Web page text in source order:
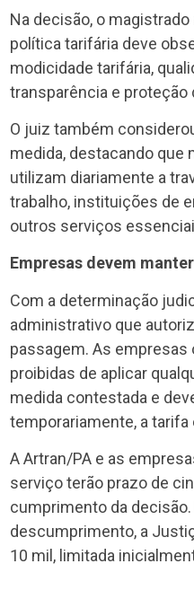
Na decisão, o
política tarifária deve
modicidade tarifária,
transparência e
O juiz também
medida, destacando que
utilizam diariamente a
trabalho, instituições de
outros serviços
Empresas devem
Com a determinação
administrativo que
passagem. As empresas
proibidas de aplicar
medida contestada e
temporariamente, a tarifa
A Artran/PA e as
serviço terão prazo de
cumprimento da decisão.
descumprimento, a
10 mil, limitada